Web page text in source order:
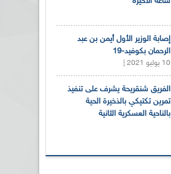
إصابة الوزير الأول أيمن بن عبد
الرحمان بكوفيد-19
10 يوليو 2021 |
الفريق شنقريحة يشرف على تنفيذ
تمرين تكتيكي بالذخيرة الحية
بالناحية العسكرية الثانية